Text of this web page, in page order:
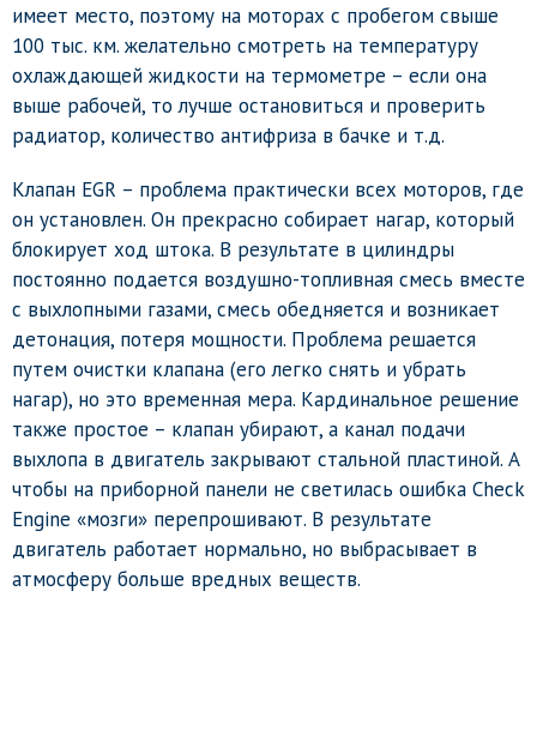
имеет место, поэтому на моторах с пробегом свыше
100 тыс. км. желательно смотреть на температуру
охлаждающей жидкости на термометре – если она
выше рабочей, то лучше остановиться и проверить
радиатор, количество антифриза в бачке и т.д.
Клапан EGR – проблема практически всех моторов, где
он установлен. Он прекрасно собирает нагар, который
блокирует ход штока. В результате в цилиндры
постоянно подается воздушно-топливная смесь вместе
с выхлопными газами, смесь обедняется и возникает
детонация, потеря мощности. Проблема решается
путем очистки клапана (его легко снять и убрать
нагар), но это временная мера. Кардинальное решение
также простое – клапан убирают, а канал подачи
выхлопа в двигатель закрывают стальной пластиной. А
чтобы на приборной панели не светилась ошибка Check
Engine «мозги» перепрошивают. В результате
двигатель работает нормально, но выбрасывает в
атмосферу больше вредных веществ.